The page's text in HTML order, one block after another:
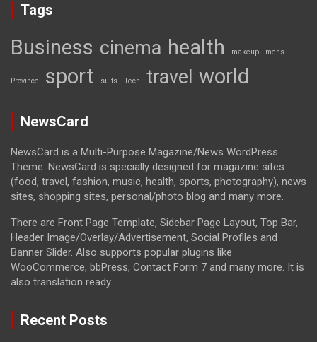
Tags
Business cinema health makeup mens
Province sport suits Tech travel world
NewsCard
NewsCard is a Multi-Purpose Magazine/News WordPress
Theme. NewsCard is specially designed for magazine sites
(food, travel, fashion, music, health, sports, photography), news
sites, shopping sites, personal/photo blog and many more.
There are Front Page Template, Sidebar Page Layout, Top Bar,
Header Image/Overlay/Advertisement, Social Profiles and
Banner Slider. Also supports popular plugins like
WooCommerce, bbPress, Contact Form 7 and many more. It is
also translation ready.
Recent Posts